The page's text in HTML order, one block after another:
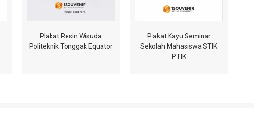
Plakat Resin Wisuda
Politeknik Tonggak Equator
Plakat Kayu Seminar
Sekolah Mahasiswa STIK
PTIK